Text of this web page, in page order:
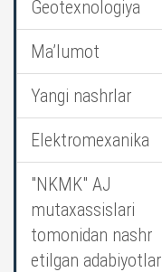
Geotexnologiya
Ma’lumot
Yangi nashrlar
Elektromexanika
"NKMK" AJ
mutaxassislari
tomonidan nashr
etilgan adabiyotlar